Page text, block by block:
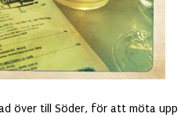
över till Söder, för att möta upp